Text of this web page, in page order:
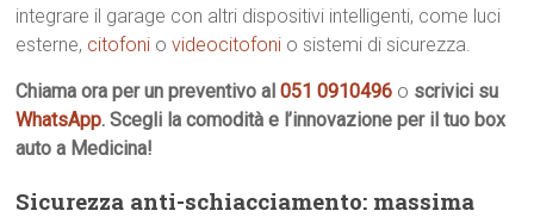
integrare il garage con altri dispositivi intelligenti, come luci
esterne, citofoni ovideocitofoni o sistemi di sicurezza.
Chiama ora per un preventivo al051 0910496 o scrivici su
WhatsApp. Scegli la comodità e l’innovazione per il tuo box
auto a Medicina!
Sicurezza anti-schiacciamento: massima